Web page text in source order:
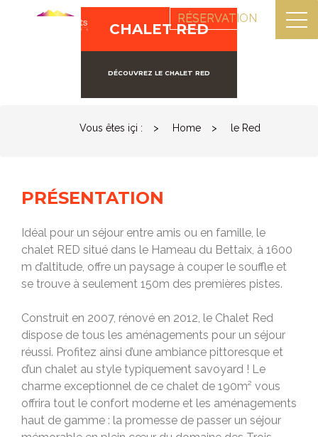
RÉSERVATION
CHALET RED
DÉCOUVREZ LE CHALET RED
Vous êtes içi : > Home > le Red
PRÉSENTATION
Idéal pour un séjour entre amis ou en famille, le
chalet RED situé dans le Hameau du Bettaix, à 1600
m d’altitude, offre un paysage à couper le souffle et
se trouve à seulement 150m des premières pistes.
Construit en 2007, rénové en 2012, le Chalet Red
dispose de tous les aménagements pour un séjour
réussi. Profitez ainsi d’une ambiance pittoresque et
d’un chalet au style typiquement savoyard ! Le
charme exceptionnel de ce chalet de 190m² vous
offrira tout le confort moderne et les aménagements
haut de gamme : la promesse de passer un séjour